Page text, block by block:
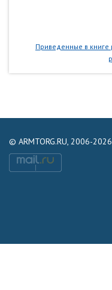
Приведенные в книге
© ARMTORG.RU, 2006-2026